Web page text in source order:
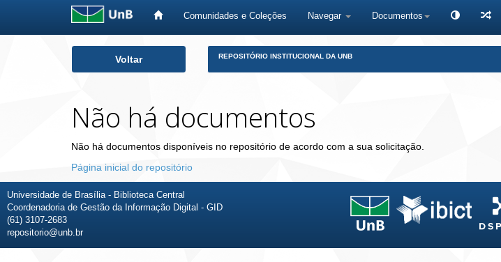
Comunidades e Coleções Navegar Documentos
Voltar REPOSITÓRIO INSTITUCIONAL DA UNB
Não há documentos
Não há documentos disponíveis no repositório de acordo com a sua solicitação.
Página inicial do repositório
Universidade de Brasília - Biblioteca Central
Coordenadoria de Gestão da Informação Digital - GID
(61) 3107-2683
repositorio@unb.br